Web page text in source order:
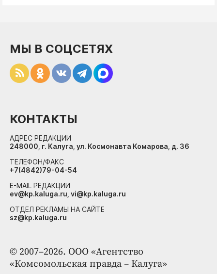
© 2007–2026. ООО «Агентство
«Комсомольская правда – Калуга»
МЫ В СОЦСЕТЯХ
КОНТАКТЫ
АДРЕС РЕДАКЦИИ
248000, г. Калуга, ул. Космонавта Комарова, д. 36
ТЕЛЕФОН/ФАКС
+7(4842)79-04-54
E-MAIL РЕДАКЦИИ
ev@kp.kaluga.ru, vi@kp.kaluga.ru
ОТДЕЛ РЕКЛАМЫ НА САЙТЕ
sz@kp.kaluga.ru